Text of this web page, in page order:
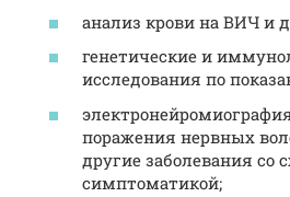
анализ крови на ВИЧ и
генетические и
исследования по
поражения нервных
другие заболевания со
симптоматикой;